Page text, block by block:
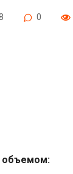
0
объемом: